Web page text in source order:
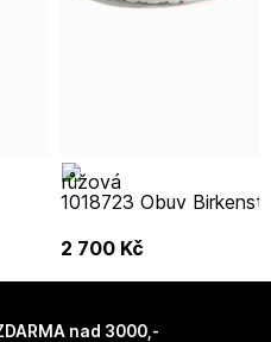
1018723 Obuv
2 700 Kč
nad 3000,-